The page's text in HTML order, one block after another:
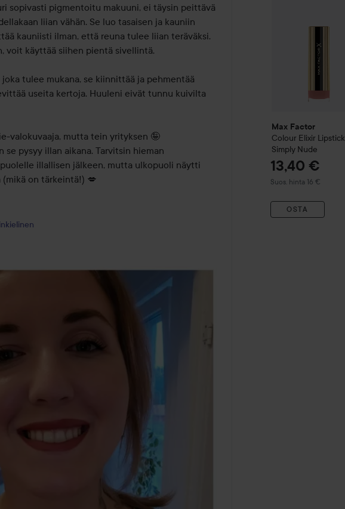
sopivasti pigmentoitu makuuni, ei täysin peittävä
liian vähän. Se luo tasaisen ja kauniin
kauniisti ilman, että reuna tulee liian teräväksi.
voit käyttää siihen pientä sivellintä.
tulee mukana, se kiinnittää ja pehmentää
useita kertoja. Huuleni eivät tunnu kuivilta
valokuvaaja, mutta tein yrityksen 🤪
se pysyy illan aikana. Tarvitsin hieman
illallisen jälkeen, mutta ulkopuoli näytti
on tärkeintä!) 💋
Max Factor
Colour Elixir Lipstick
Simply Nude
13,40 €
Suos. hinta 16 €
Suositeltu hinta 16 €
OSTA